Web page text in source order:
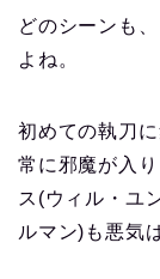
どのシーンも
よね。
初めての執刀
常に邪魔が入
ス(ウィル・ユ
ルマン)も悪気